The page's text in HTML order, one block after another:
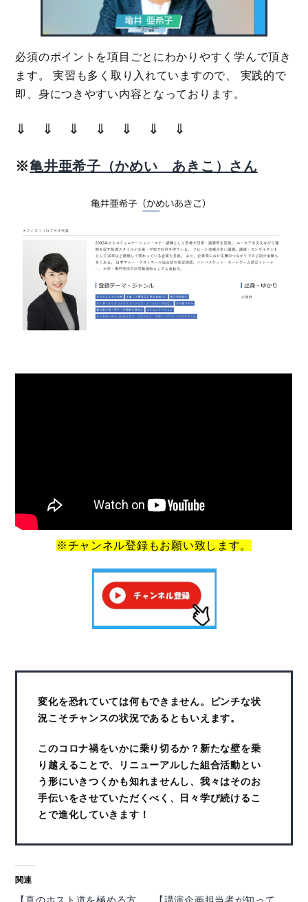
必須のポイントを項目ごとにわかりやすく学んで頂き
ます。 実習も多く取り入れていますので、 実践的で
即、身につきやすい内容となっております。
⇓ ⇓ ⇓ ⇓ ⇓ ⇓ ⇓
※亀井亜希子（かめい あきこ）さん
※チャンネル登録もお願い致します。
変化を恐れていては何もできません。ピンチな状
況こそチャンスの状況であるともいえます。
このコロナ禍をいかに乗り切るか？新たな壁を乗
り越えることで、リニューアルした組合活動とい
う形にいきつくかも知れませんし、我々はそのお
手伝いをさせていただくべく、日々学び続けるこ
とで進化していきます！
関連